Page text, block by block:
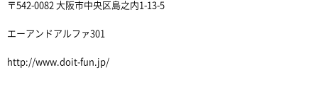
〒542-0082 大阪市中央区島之内1-13-5
エーアンドアルファ301
http://www.doit-fun.jp/